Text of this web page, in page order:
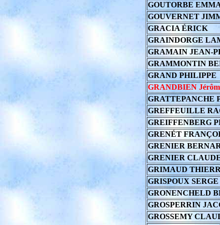
GOUTORBE
GOUVERNET
GRACIA ÉRICK
GRAINDORGE
GRAMAIN JEAN-
GRAMMONTIN
GRAND PHILIPPE
GRANDBIEN
GRATTEPANCHE
GREFFEUILLE
GREIFFENBERG
GRENÉT
GRENIER
GRENIER
GRIMAUD
GRISPOUX SERGE
GRONENCHELD
GROSPERRIN
GROSSEMY